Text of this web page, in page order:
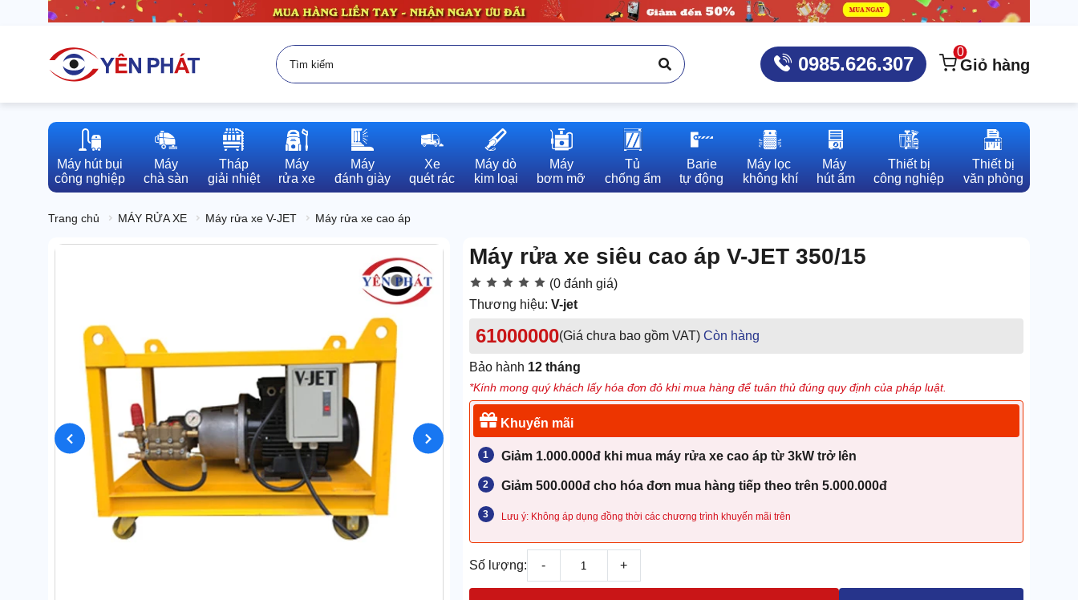
0985.626.307
0
Giỏ hàng
Máy hút bụi
công nghiệp
Máy
chà sàn
Tháp
giải nhiệt
Máy
rửa xe
Máy
đánh giày
Xe
quét rác
Máy dò
kim loại
Máy
bơm mỡ
Tủ
chống ẩm
Barie
tự động
Máy lọc
không khí
Máy
hút ẩm
Thiết bị
công nghiệp
Thiết bị
văn phòng
Trang chủ MÁY RỬA XE Máy rửa xe V-JET Máy rửa xe cao áp
Máy rửa xe siêu cao áp V-JET 350/15
(0 đánh giá)
Thương hiệu: V-jet
61000000(Giá chưa bao gồm VAT) Còn hàng
Bảo hành 12 tháng
*Kính mong quý khách lấy hóa đơn đỏ khi mua hàng để tuân thủ đúng quy định của pháp luật.
Khuyến mãi
Giảm 1.000.000đ khi mua máy rửa xe cao áp từ 3kW trở lên
Giảm 500.000đ cho hóa đơn mua hàng tiếp theo trên 5.000.000đ
Lưu ý: Không áp dụng đồng thời các chương trình khuyến mãi trên
Số lượng: - +